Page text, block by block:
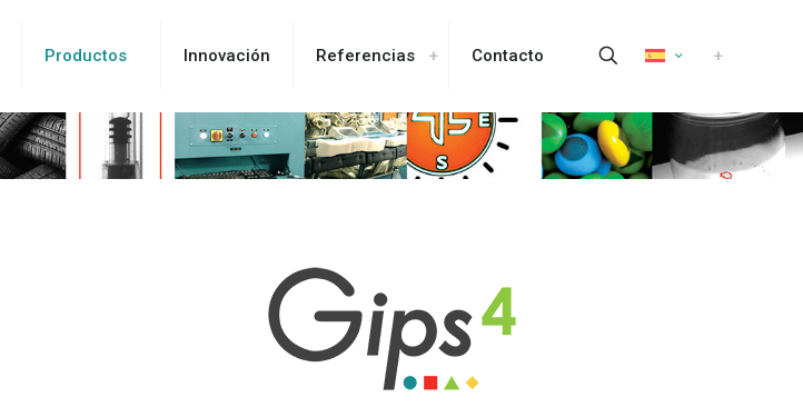
Productos Innovación Referencias Contacto